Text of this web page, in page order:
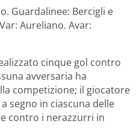
Guardalinee: Bercigli e
Aureliano. Avar:
cinque gol contro
avversaria ha
competizione; il giocatore
segno in ciascuna delle
contro i nerazzurri in